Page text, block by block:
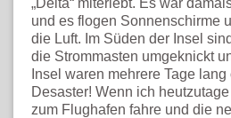
„Delta“ miterlebt. Es war
und es flogen Sonnenschirme
die Luft. Im Süden der Insel
die Strommasten umgeknickt
Insel waren mehrere Tage
Desaster! Wenn ich
zum Flughafen fahre und die